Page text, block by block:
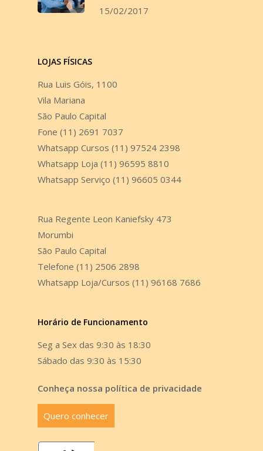
15/02/2017
LOJAS FÍSICAS
Rua Luis Góis, 1100
Vila Mariana
São Paulo Capital
Fone (11) 2691 7037
Whatsapp Cursos (11) 97524 2398
Whatsapp Loja (11) 96595 8810
Whatsapp Serviço (11) 96605 0344
Rua Regente Leon Kaniefsky 473
Morumbi
São Paulo Capital
Telefone (11) 2506 2898
Whatsapp Loja/Cursos (11) 96168 7686
Horário de Funcionamento
Seg a Sex das 9:30 às 18:30
Sábado das 9:30 às 15:30
Conheça nossa política de privacidade
Quero conhecer